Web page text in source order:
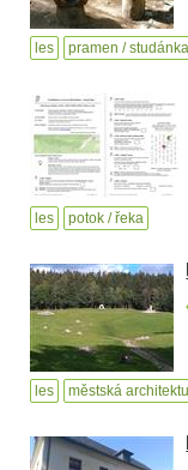
les pramen / studánka
les potok / řeka
les městská